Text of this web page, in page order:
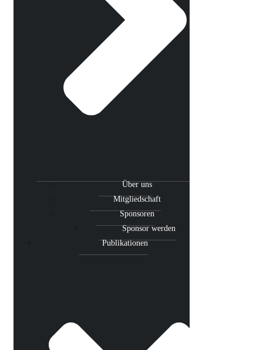
Über uns
Mitgliedschaft
Sponsoren
Sponsor werden
Publikationen